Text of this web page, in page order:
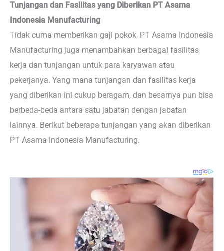
Tunjangan dan Fasilitas yang Diberikan PT Asama
Indonesia Manufacturing
Tidak cuma memberikan gaji pokok, PT Asama Indonesia
Manufacturing juga menambahkan berbagai fasilitas
kerja dan tunjangan untuk para karyawan atau
pekerjanya. Yang mana tunjangan dan fasilitas kerja
yang diberikan ini cukup beragam, dan besarnya pun bisa
berbeda-beda antara satu jabatan dengan jabatan
lainnya. Berikut beberapa tunjangan yang akan diberikan
PT Asama Indonesia Manufacturing.